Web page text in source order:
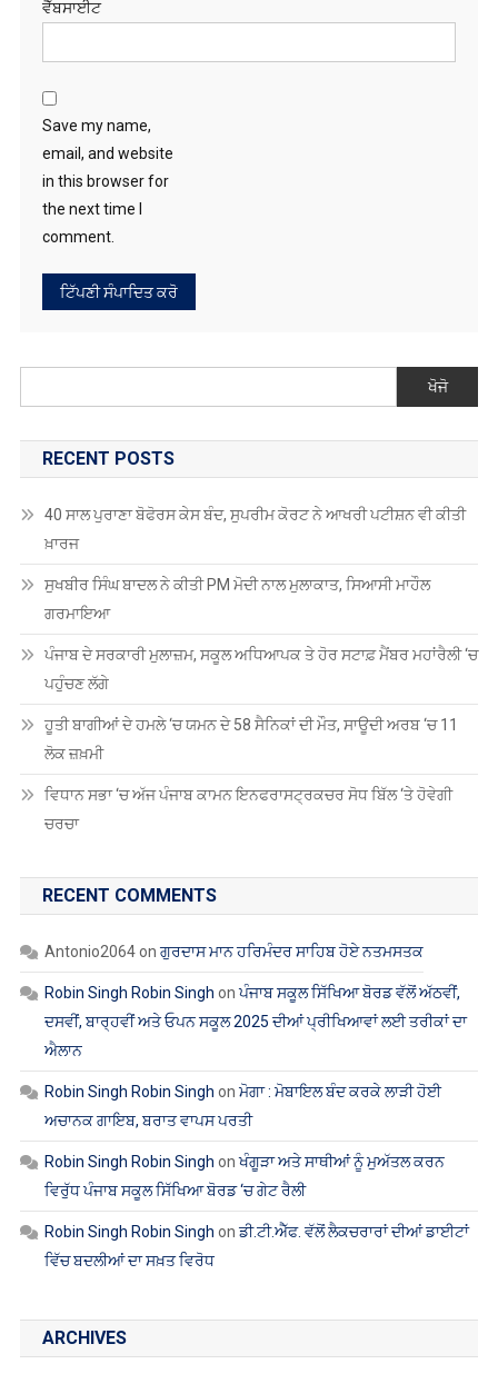
ਵੈੱਬਸਾਈਟ
Save my name,
email, and website
in this browser for
the next time I
comment.
ਖੋਜੋ
RECENT POSTS
40 ਸਾਲ ਪੁਰਾਣਾ ਬੋਫੋਰਸ ਕੇਸ ਬੰਦ, ਸੁਪਰੀਮ ਕੋਰਟ ਨੇ ਆਖਰੀ ਪਟੀਸ਼ਨ ਵੀ ਕੀਤੀ
ਖ਼ਾਰਜ
ਸੁਖਬੀਰ ਸਿੰਘ ਬਾਦਲ ਨੇ ਕੀਤੀ PM ਮੋਦੀ ਨਾਲ ਮੁਲਾਕਾਤ, ਸਿਆਸੀ ਮਾਹੌਲ
ਗਰਮਾਇਆ
ਪੰਜਾਬ ਦੇ ਸਰਕਾਰੀ ਮੁਲਾਜ਼ਮ, ਸਕੂਲ ਅਧਿਆਪਕ ਤੇ ਹੋਰ ਸਟਾਫ਼ ਮੈਂਬਰ ਮਹਾਂਰੈਲੀ ‘ਚ
ਪਹੁੰਚਣ ਲੱਗੇ
ਹੂਤੀ ਬਾਗੀਆਂ ਦੇ ਹਮਲੇ ‘ਚ ਯਮਨ ਦੇ 58 ਸੈਨਿਕਾਂ ਦੀ ਮੌਤ, ਸਾਊਦੀ ਅਰਬ ‘ਚ 11
ਲੋਕ ਜ਼ਖ਼ਮੀ
ਵਿਧਾਨ ਸਭਾ ‘ਚ ਅੱਜ ਪੰਜਾਬ ਕਾਮਨ ਇਨਫਰਾਸਟ੍ਰਕਚਰ ਸੋਧ ਬਿੱਲ ‘ਤੇ ਹੋਵੇਗੀ
ਚਰਚਾ
RECENT COMMENTS
Antonio2064on ਗੁਰਦਾਸ ਮਾਨ ਹਰਿਮੰਦਰ ਸਾਹਿਬ ਹੋਏ ਨਤਮਸਤਕ
Robin Singh Robin Singh onਪੰਜਾਬ ਸਕੂਲ ਸਿੱਖਿਆ ਬੋਰਡ ਵੱਲੋਂ ਅੱਠਵੀਂ,
ਦਸਵੀਂ, ਬਾਰ੍ਹਵੀਂ ਅਤੇ ਓਪਨ ਸਕੂਲ 2025 ਦੀਆਂ ਪ੍ਰੀਖਿਆਵਾਂ ਲਈ ਤਰੀਕਾਂ ਦਾ
ਐਲਾਨ
Robin Singh Robin Singh on ਮੋਗਾ : ਮੋਬਾਇਲ ਬੰਦ ਕਰਕੇ ਲਾੜੀ ਹੋਈ
ਅਚਾਨਕ ਗਾਇਬ, ਬਰਾਤ ਵਾਪਸ ਪਰਤੀ
Robin Singh Robin Singh onਖੰਗੂੜਾ ਅਤੇ ਸਾਥੀਆਂ ਨੂੰ ਮੁਅੱਤਲ ਕਰਨ
ਵਿਰੁੱਧ ਪੰਜਾਬ ਸਕੂਲ ਸਿੱਖਿਆ ਬੋਰਡ ‘ਚ ਗੇਟ ਰੈਲੀ
Robin Singh Robin Singh onਡੀ.ਟੀ.ਐੱਫ. ਵੱਲੋਂ ਲੈਕਚਰਾਰਾਂ ਦੀਆਂ ਡਾਈਟਾਂ
ਵਿੱਚ ਬਦਲੀਆਂ ਦਾ ਸਖ਼ਤ ਵਿਰੋਧ
ARCHIVES